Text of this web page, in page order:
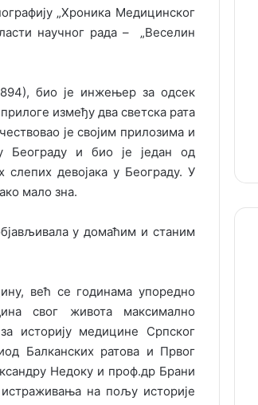
„Хроника Медицинског
научног рада – „Веселин
био је инжењер за одсек
између два светска рата
је својим прилозима и
Београду и био је један од
девојака у Београду. У
мало зна.
у домаћим и станим
већ се годинама упоредно
свог живота максимално
историју медицине Српског
Балканских ратова и Првог
Недоку и проф.др Брани
на пољу историје